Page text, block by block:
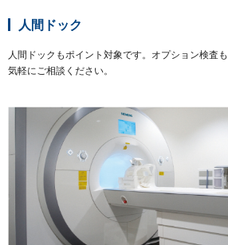
人間ドック
人間ドックもポイント対象です。オプション検査
気軽にご相談ください。